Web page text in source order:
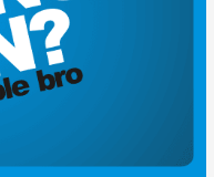
KONTAK KAMI
PEDOMAN MEDIA SIBER